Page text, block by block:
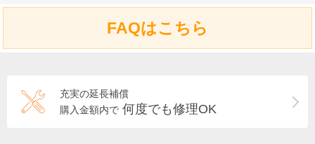
FAQはこちら
充実の延長補償
購入金額内で 何度でも修理OK